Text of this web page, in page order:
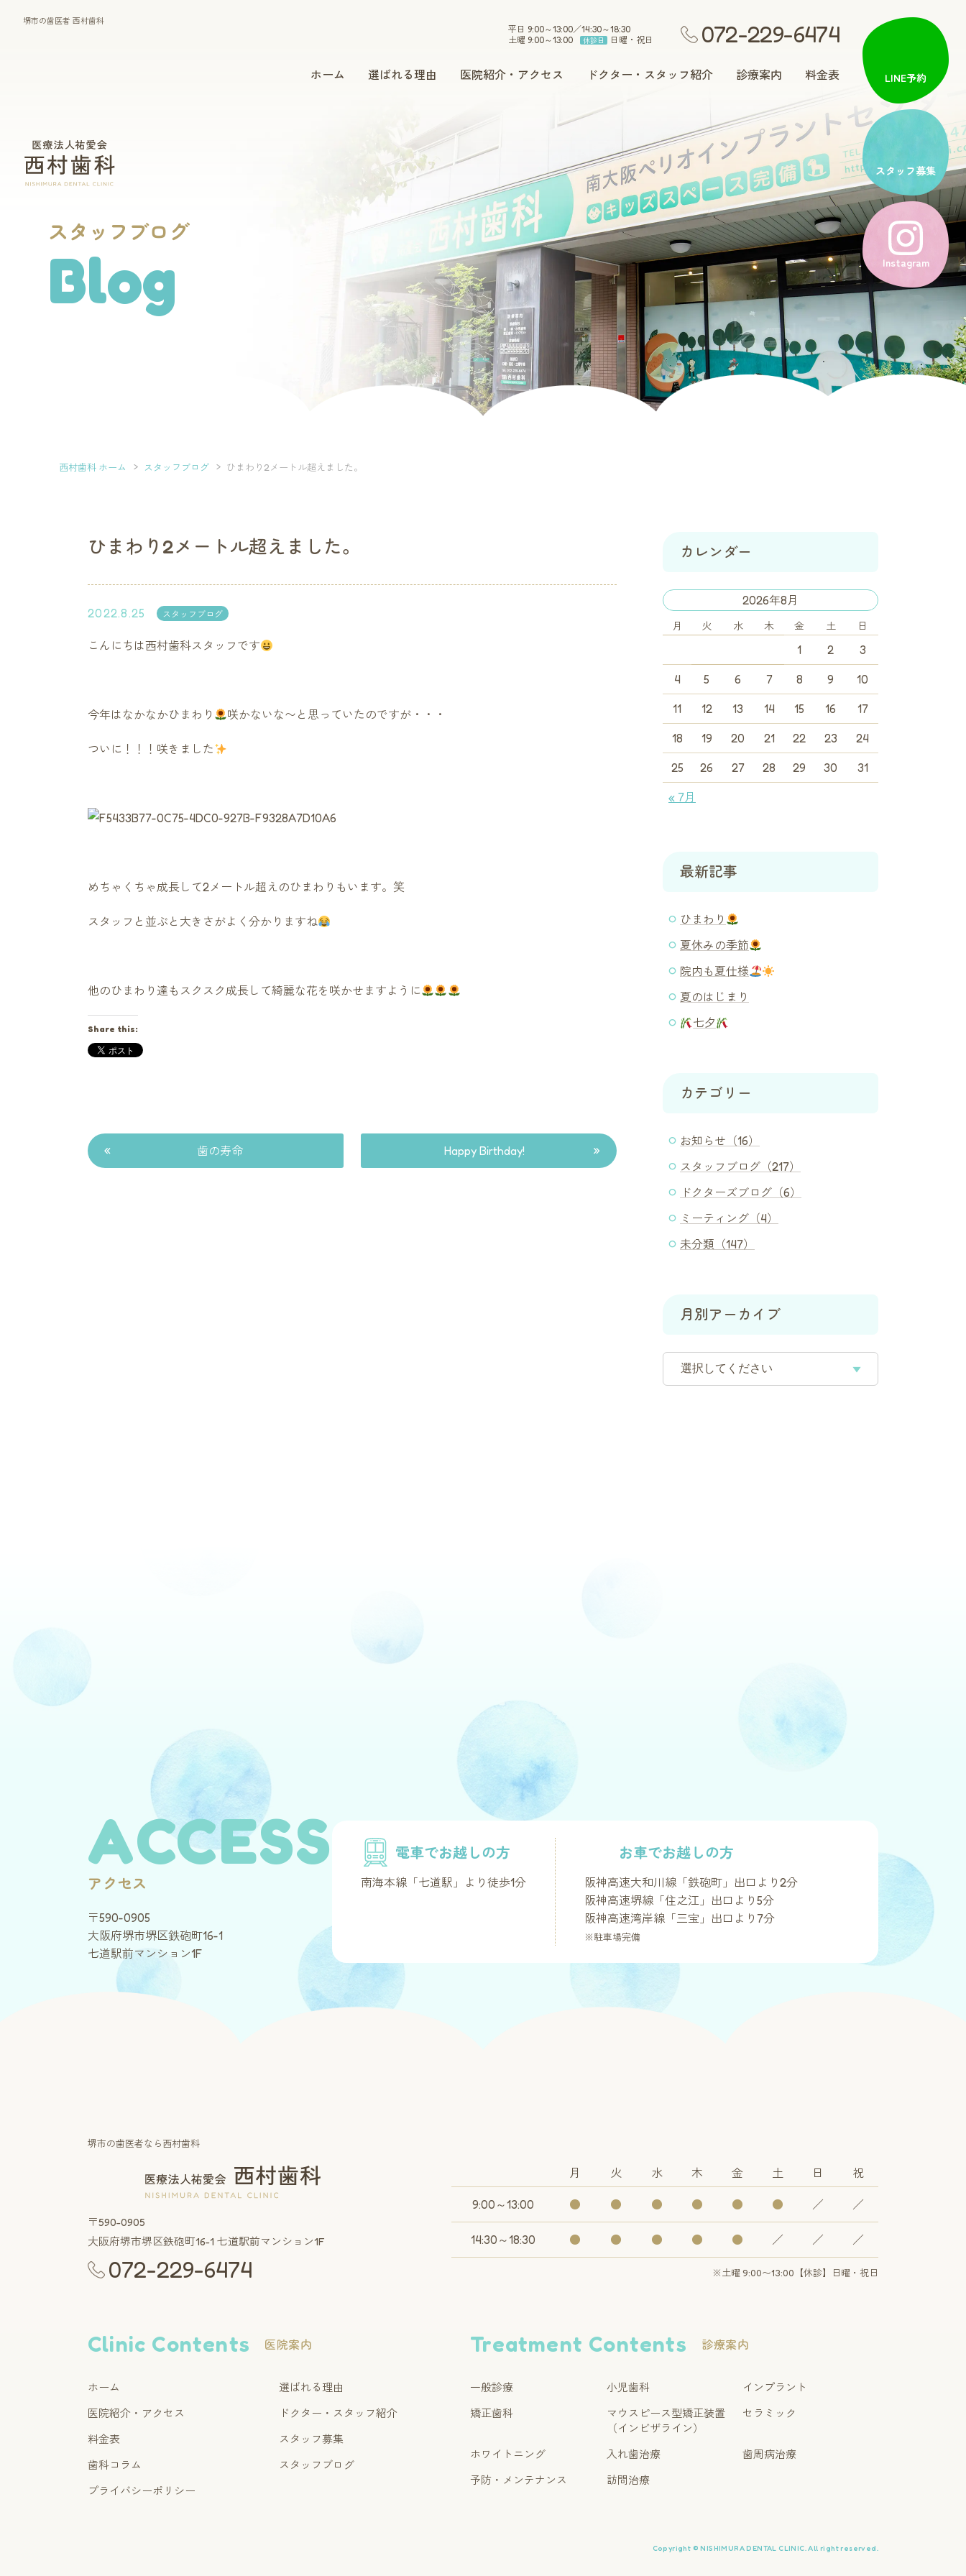
堺市の歯医者 西村歯科
平日 9:00～13:00／14:30～18:30
土曜 9:00～13:00
休診日 日曜・祝日 072-229-6474
ホーム 選ばれる理由 医院紹介・アクセス ドクター・スタッフ紹介 診療案内
矯正歯科
セラミック ホワイトニング 入れ歯治療
歯周病治療 予防・メンテナンス 訪問治療
料金表 LINE予約
スタッフ募集
Instagram
スタッフブログ
Blog
西村歯科 ホーム スタッフブログ ひまわり2メートル超えました。
ひまわり2メートル超えました。
2022.8.25 スタッフブログ
こんにちは西村歯科スタッフです
今年はなかなかひまわり 咲かないな〜と思っていたのですが・・・
ついに！！！咲きました
めちゃくちゃ成長して2メートル超えのひまわりもいます。笑
スタッフと並ぶと大きさがよく分かりますね
他のひまわり達もスクスク成長して綺麗な花を咲かせますように
Share this:
« 歯の寿命 Happy Birthday! »
カレンダー
2026年8月
月 火 水 木 金 土 日
1 2 3
4 5 6 7 8 9 10
11 12 13 14 15 16 17
18 19 20 21 22 23 24
25 26 27 28 29 30 31
« 7月
最新記事
ひまわり
夏休みの季節
院内も夏仕様
夏のはじまり
七夕
カテゴリー
お知らせ（16）
スタッフブログ（217）
ドクターズブログ（6）
ミーティング（4）
未分類（147）
月別アーカイブ
ACCESS
アクセス
〒590-0905
大阪府堺市堺区鉄砲町16-1
七道駅前マンション1F
電車でお越しの方
南海本線「七道駅」より徒歩1分
お車でお越しの方
阪神高速大和川線「鉄砲町」出口より2分
阪神高速堺線「住之江」出口より5分
阪神高速湾岸線「三宝」出口より7分
※駐車場完備
堺市の歯医者なら西村歯科
〒590-0905
大阪府堺市堺区鉄砲町16-1 七道駅前マンション1F
072-229-6474
月 火 水 木 金 土 日 祝
9:00～13:00 ● ● ● ● ● ● ／ ／
14:30～18:30 ● ● ● ● ● ／ ／ ／
※土曜 9:00〜13:00【休診】日曜・祝日
Clinic Contents 医院案内
ホーム
選ばれる理由
医院紹介・アクセス
ドクター・スタッフ紹介
料金表
スタッフ募集
歯科コラム
スタッフブログ
プライバシーポリシー
Treatment Contents 診療案内
一般診療 小児歯科
インプラント
矯正歯科
マウスピース型矯正装置
（インビザライン）
セラミック
ホワイトニング 入れ歯治療
歯周病治療
予防・メンテナンス
訪問治療
Copyright © NISHIMURA DENTAL CLINIC. All right reserved.